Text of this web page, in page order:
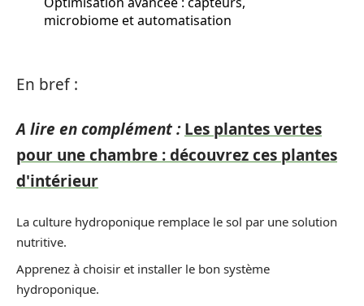
microbiome et automatisation
En bref :
A lire en complément : Les plantes vertes
pour une chambre : découvrez ces plantes
d'intérieur
La culture hydroponique remplace le sol par une solution
nutritive.
Apprenez à choisir et installer le bon système
hydroponique.